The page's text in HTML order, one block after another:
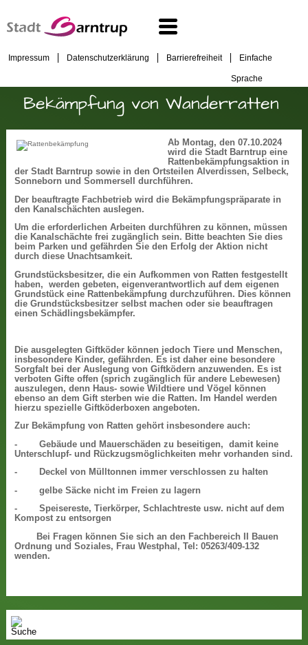
Impressum Datenschutzerklärung Barrierefreiheit Einfache
Sprache
Bekämpfung von Wanderratten
Ab Montag, den 07.10.2024
wird die Stadt Barntrup eine
Rattenbekämpfungsaktion in
der Stadt Barntrup sowie in den Ortsteilen Alverdissen, Selbeck,
Sonneborn und Sommersell durchführen.
Der beauftragte Fachbetrieb wird die Bekämpfungspräparate in
den Kanalschächten auslegen.
Um die erforderlichen Arbeiten durchführen zu können, müssen
die Kanalschächte frei zugänglich sein. Bitte beachten Sie dies
beim Parken und gefährden Sie den Erfolg der Aktion nicht
durch diese Unachtsamkeit.
Grundstücksbesitzer, die ein Aufkommen von Ratten festgestellt
haben, werden gebeten, eigenverantwortlich auf dem eigenen
Grundstück eine Rattenbekämpfung durchzuführen. Dies können
die Grundstücksbesitzer selbst machen oder sie beauftragen
einen Schädlingsbekämpfer.
Die ausgelegten Giftköder können jedoch Tiere und Menschen,
insbesondere Kinder, gefährden. Es ist daher eine besondere
Sorgfalt bei der Auslegung von Giftködern anzuwenden. Es ist
verboten Gifte offen (sprich zugänglich für andere Lebewesen)
auszulegen, denn Haus- sowie Wildtiere und Vögel können
ebenso an dem Gift sterben wie die Ratten. Im Handel werden
hierzu spezielle Giftköderboxen angeboten.
Zur Bekämpfung von Ratten gehört insbesondere auch:
- Gebäude und Mauerschäden zu beseitigen, damit keine
Unterschlupf- und Rückzugsmöglichkeiten mehr vorhanden sind.
- Deckel von Mülltonnen immer verschlossen zu halten
- gelbe Säcke nicht im Freien zu lagern
- Speisereste, Tierkörper, Schlachtreste usw. nicht auf dem
Kompost zu entsorgen
Bei Fragen können Sie sich an den Fachbereich II Bauen
Ordnung und Soziales, Frau Westphal, Tel: 05263/409-132
wenden.